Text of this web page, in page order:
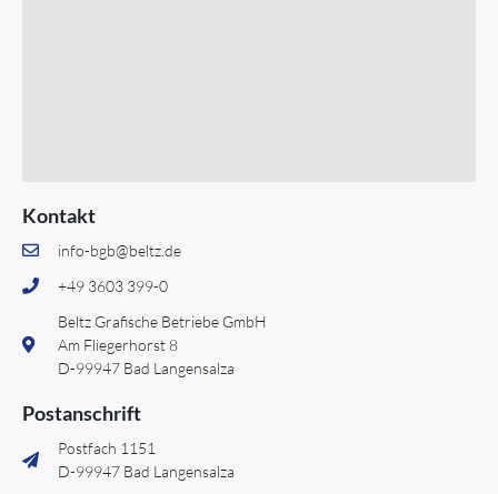
Kontakt
info-bgb@beltz.de
+49 3603 399-0
Beltz Grafische Betriebe GmbH
Am Fliegerhorst 8
D-99947 Bad Langensalza
Postanschrift
Postfach 1151
D-99947 Bad Langensalza